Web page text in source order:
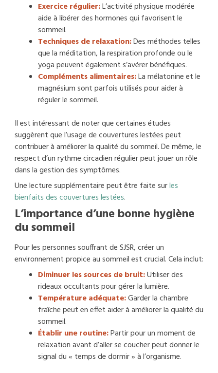
Exercice régulier:L’activité physique modérée
aide à libérer des hormones qui favorisent le
sommeil.
Techniques de relaxation:Des méthodes telles
que la méditation, la respiration profonde ou le
yoga peuvent également s’avérer bénéfiques.
Compléments alimentaires:La mélatonine et le
magnésium sont parfois utilisés pour aider à
réguler le sommeil.
Il est intéressant de noter que certaines études
suggèrent que l’usage de couvertures lestées peut
contribuer à améliorer la qualité du sommeil. De même, le
respect d’un rythme circadien régulier peut jouer un rôle
dans la gestion des symptômes.
Une lecture supplémentaire peut être faite surles
bienfaits des couvertures lestées.
L’importance d’une bonne hygiène
du sommeil
Pour les personnes souffrant de SJSR, créer un
environnement propice au sommeil est crucial. Cela inclut:
Diminuer les sources de bruit:Utiliser des
rideaux occultants pour gérer la lumière.
Température adéquate:Garder la chambre
fraîche peut en effet aider à améliorer la qualité du
sommeil.
Établir une routine:Partir pour un moment de
relaxation avant d’aller se coucher peut donner le
signal du « temps de dormir » à l’organisme.